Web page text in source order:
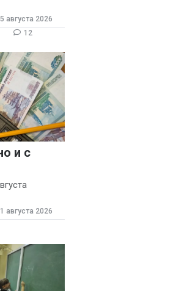
(9)
(7)
августа 2026
12
и с
августа 2026